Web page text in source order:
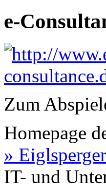
e-
Zum
Homepage
»
IT- und